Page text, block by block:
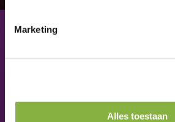
Marketing
Alles toestaan
Contact
Nieuws